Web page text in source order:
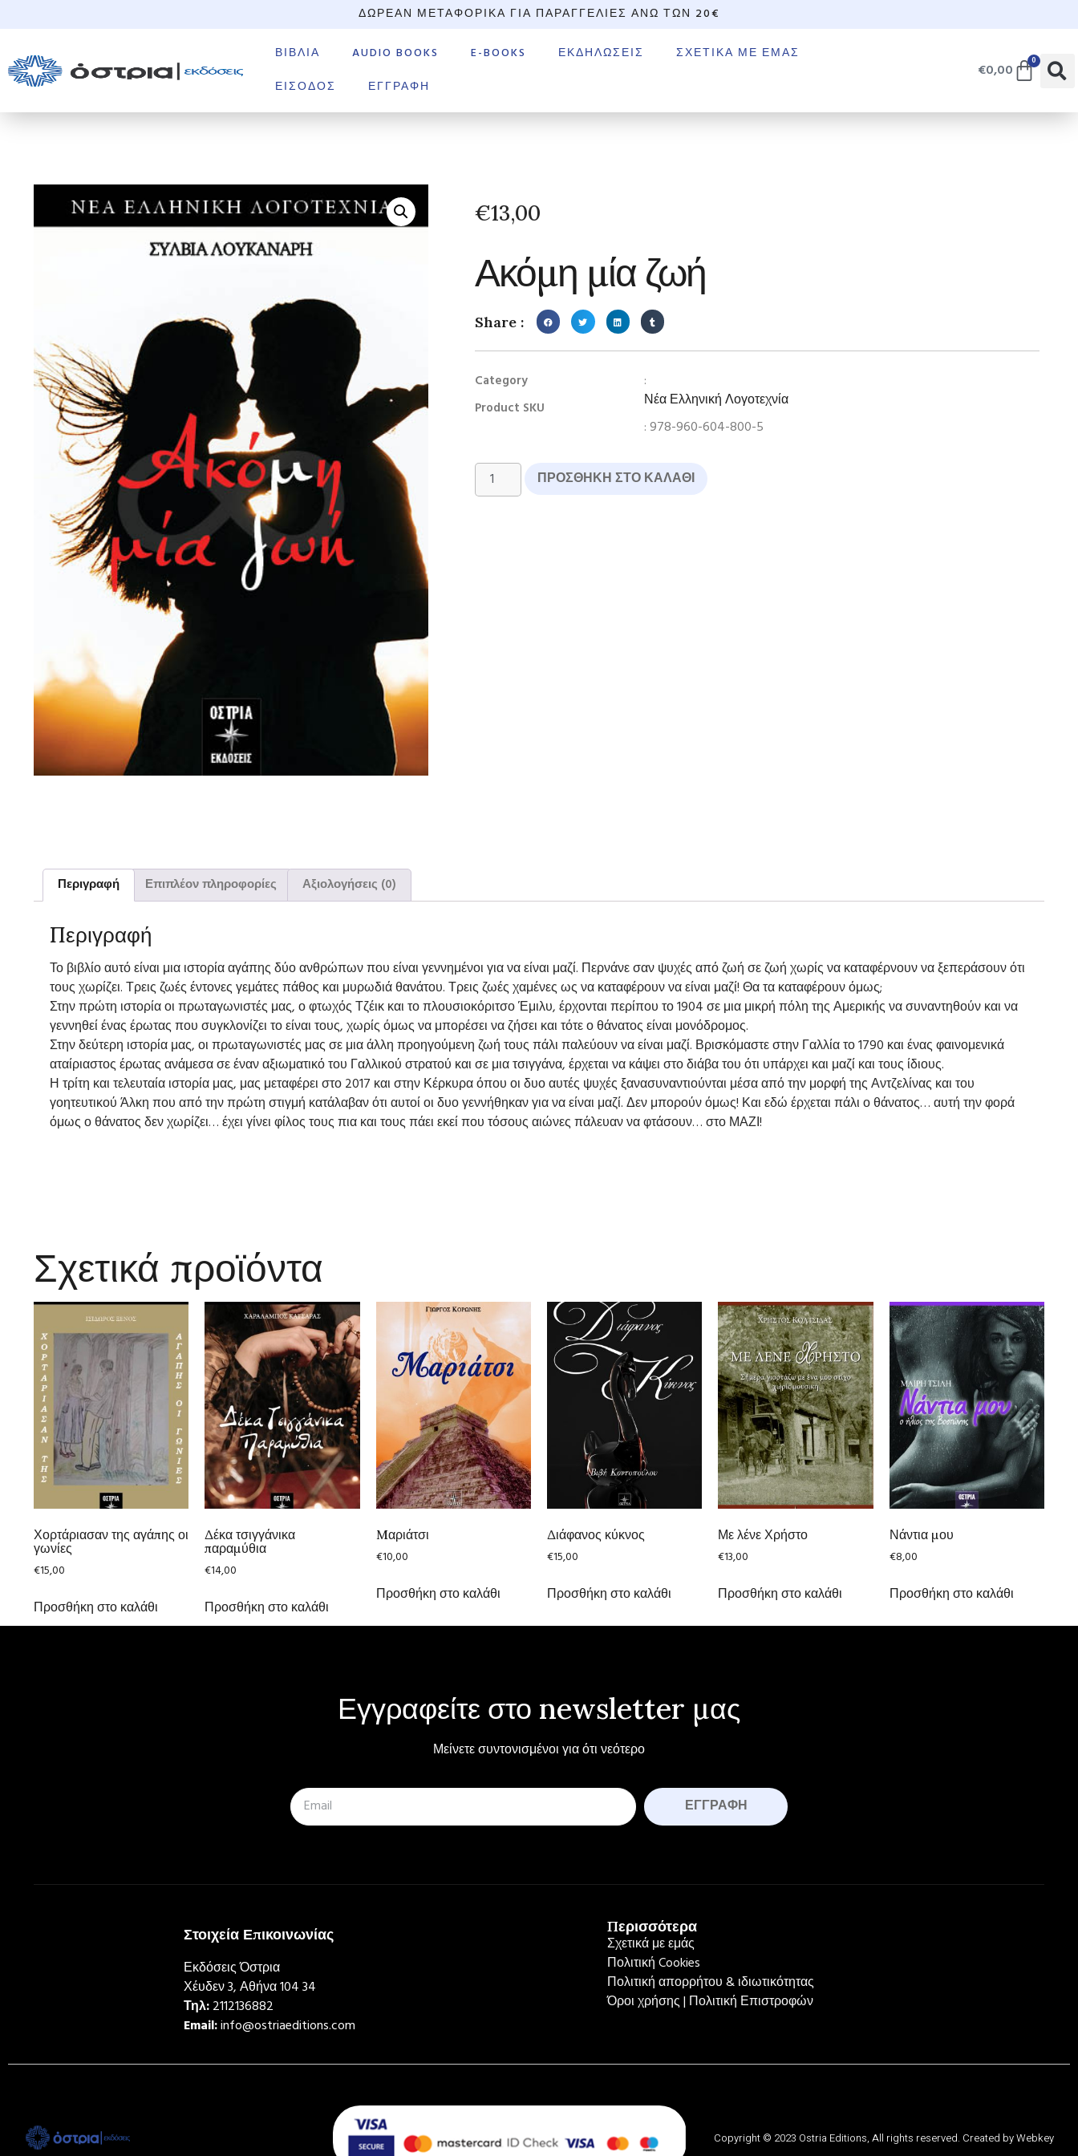
ΔΩΡΕΆΝ ΜΕΤΑΦΟΡΙΚΆ ΓΙΑ ΠΑΡΑΓΓΕΛΊΕΣ ΆΝΩ ΤΩΝ 20€
ΒΙΒΛΊΑ AUDIO BOOKS E-BOOKS ΕΚΔΗΛΏΣΕΙΣ
ΣΧΕΤΙΚΆ ΜΕ ΕΜΆΣ
ΕΊΣΟΔΟΣ
ΕΓΓΡΑΦΉ
€0,00 0
€13,00
Ακόμη μία ζωή
Share :
Category
Product SKU
:
Νέα Ελληνική Λογοτεχνία
: 978-960-604-800-5
ΠΡΟΣΘΉΚΗ ΣΤΟ ΚΑΛΆΘΙ
Περιγραφή Επιπλέον πληροφορίες Αξιολογήσεις (0)
Περιγραφή
Το βιβλίο αυτό είναι μια ιστορία αγάπης δύο ανθρώπων που είναι γεννημένοι για να είναι μαζί. Περνάνε σαν ψυχές από ζωή σε ζωή χωρίς να καταφέρνουν να ξεπεράσουν ότι
τους χωρίζει. Τρεις ζωές έντονες γεμάτες πάθος και μυρωδιά θανάτου. Τρεις ζωές χαμένες ως να καταφέρουν να είναι μαζί! Θα τα καταφέρουν όμως;
Στην πρώτη ιστορία οι πρωταγωνιστές μας, ο φτωχός Τζέικ και το πλουσιοκόριτσο Έμιλυ, έρχονται περίπου το 1904 σε μια μικρή πόλη της Αμερικής να συναντηθούν και να
γεννηθεί ένας έρωτας που συγκλονίζει το είναι τους, χωρίς όμως να μπορέσει να ζήσει και τότε ο θάνατος είναι μονόδρομος.
Στην δεύτερη ιστορία μας, οι πρωταγωνιστές μας σε μια άλλη προηγούμενη ζωή τους πάλι παλεύουν να είναι μαζί. Βρισκόμαστε στην Γαλλία το 1790 και ένας φαινομενικά
αταίριαστος έρωτας ανάμεσα σε έναν αξιωματικό του Γαλλικού στρατού και σε μια τσιγγάνα, έρχεται να κάψει στο διάβα του ότι υπάρχει και μαζί και τους ίδιους.
Η τρίτη και τελευταία ιστορία μας, μας μεταφέρει στο 2017 και στην Κέρκυρα όπου οι δυο αυτές ψυχές ξανασυναντιούνται μέσα από την μορφή της Αντζελίνας και του
γοητευτικού Άλκη που από την πρώτη στιγμή κατάλαβαν ότι αυτοί οι δυο γεννήθηκαν για να είναι μαζί. Δεν μπορούν όμως! Και εδώ έρχεται πάλι ο θάνατος… αυτή την φορά
όμως ο θάνατος δεν χωρίζει… έχει γίνει φίλος τους πια και τους πάει εκεί που τόσους αιώνες πάλευαν να φτάσουν… στο ΜΑΖΙ!
Σχετικά προϊόντα
Χορτάριασαν της αγάπης οι
γωνίες
€15,00
Προσθήκη στο καλάθι
Δέκα τσιγγάνικα
παραμύθια
€14,00
Προσθήκη στο καλάθι
Mαριάτσι
€10,00
Προσθήκη στο καλάθι
Διάφανος κύκνος
€15,00
Προσθήκη στο καλάθι
Με λένε Χρήστο
€13,00
Προσθήκη στο καλάθι
Νάντια μου
€8,00
Προσθήκη στο καλάθι
Εγγραφείτε στο newsletter μας
Μείνετε συντονισμένοι για ότι νεότερο
ΕΓΓΡΑΦΉ
Στοιχεία Επικοινωνίας
Εκδόσεις Όστρια
Χέυδεν 3, Αθήνα 104 34
Τηλ:2112136882
Email:info@ostriaeditions.com
Περισσότερα
Σχετικά με εμάς
Πολιτική Cookies
Πολιτική απορρήτου & ιδιωτικότητας
Όροι χρήσης | Πολιτική Επιστροφών
Copyright © 2023 Ostria Editions, All rights reserved. Created byWebkey